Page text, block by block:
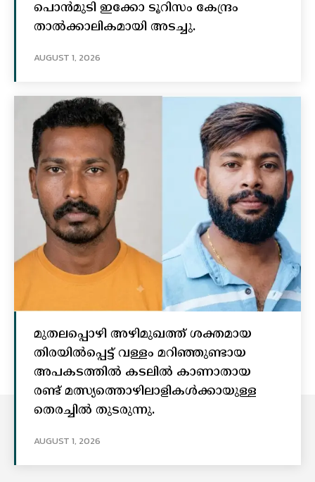
പൊൻമുടി ഇക്കോ ടൂറിസം കേന്ദ്രം
താല്‍ക്കാലികമായി അടച്ചു.
AUGUST 1, 2026
മുതലപ്പൊഴി അഴിമുഖത്ത് ശക്തമായ
തിരയിൽപ്പെട്ട് വള്ളം മറിഞ്ഞുണ്ടായ
അപകടത്തിൽ കടലിൽ കാണാതായ
രണ്ട് മത്സ്യത്തൊഴിലാളികൾക്കായുള്ള
തെരച്ചിൽ തുടരുന്നു.
AUGUST 1, 2026